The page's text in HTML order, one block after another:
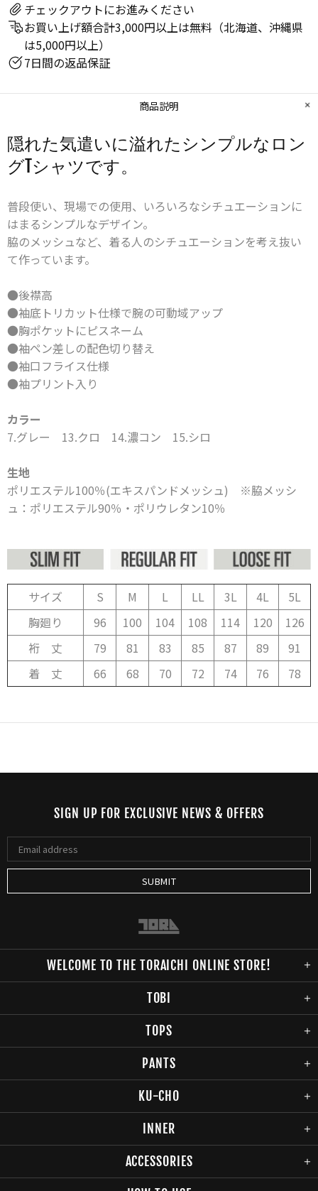
チェックアウトにお進みください
お買い上げ額合計3,000円以上は無料（北海道、沖縄県
は5,000円以上）
7日間の返品保証
商品説明
隠れた気遣いに溢れたシンプルなロン
グTシャツです。
普段使い、現場での使用、いろいろなシチュエーションに
はまるシンプルなデザイン。
脇のメッシュなど、着る人のシチュエーションを考え抜い
て作っています。
●後襟高
●袖底トリカット仕様で腕の可動域アップ
●胸ポケットにピスネーム
●袖ペン差しの配色切り替え
●袖口フライス仕様
●袖プリント入り
カラー
7.グレー 13.クロ 14.濃コン 15.シロ
生地
ポリエステル100％(エキスパンドメッシュ) ※脇メッシ
ュ：ポリエステル90％・ポリウレタン10％
サイズ S M L LL 3L 4L
5L
胸廻り
96 100 104 108 114 120
126
裄 丈
79 81 83 85 87 89
91
着 丈
66 68 70 72 74 76 78
SIGN UP FOR EXCLUSIVE NEWS & OFFERS
WELCOME TO THE TORAICHI ONLINE STORE!
TOBI
TOPS
PANTS
KU-CHO
INNER
ACCESSORIES